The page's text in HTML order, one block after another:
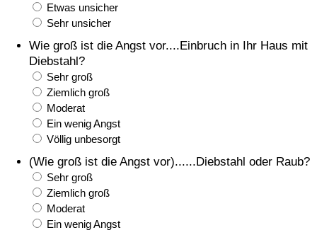
Etwas unsicher
Sehr unsicher
Wie groß ist die Angst vor....Einbruch in Ihr Haus mit
Diebstahl?
Sehr groß
Ziemlich groß
Moderat
Ein wenig Angst
Völlig unbesorgt
(Wie groß ist die Angst vor)......Diebstahl oder Raub?
Sehr groß
Ziemlich groß
Moderat
Ein wenig Angst
Verschmutzungsindex
Umweltverschmutzungs-Index nach Land
Verkehr
Verkehrs-Index
Verkehrs-Index (aktuell)
Verkehrs-Index nach Land